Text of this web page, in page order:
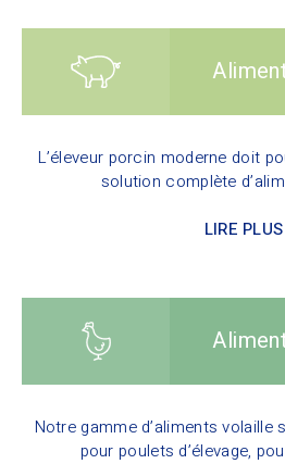
L’éleveur porcin moderne doit
solution complète
LIRE PLUS
Notre gamme d’aliments volaille
pour poulets d’élevage,